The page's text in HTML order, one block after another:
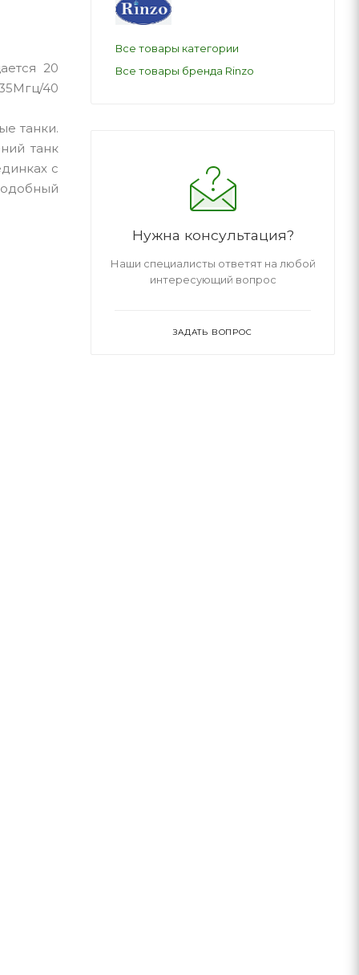
20
40
танки.
танк
с
Все товары категории
Все товары бренда Rinzo
Нужна консультация?
Наши специалисты ответят на любой
интересующий вопрос
ЗАДАТЬ ВОПРОС